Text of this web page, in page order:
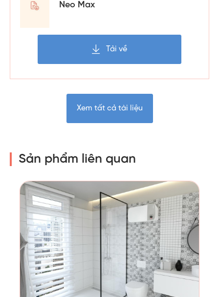
Neo Max
Tải về
Xem tất cả tài liệu
Sản phẩm liên quan